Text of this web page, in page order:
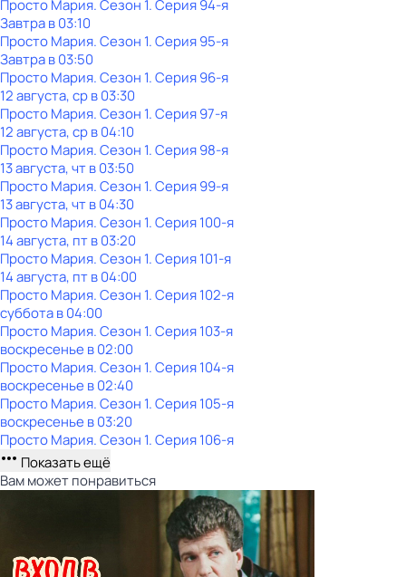
Просто Мария. Сезон 1. Серия 94-я
Завтра в 03:10
Просто Мария. Сезон 1. Серия 95-я
Завтра в 03:50
Просто Мария. Сезон 1. Серия 96-я
12 августа, ср в 03:30
Просто Мария. Сезон 1. Серия 97-я
12 августа, ср в 04:10
Просто Мария. Сезон 1. Серия 98-я
13 августа, чт в 03:50
Просто Мария. Сезон 1. Серия 99-я
13 августа, чт в 04:30
Просто Мария. Сезон 1. Серия 100-я
14 августа, пт в 03:20
Просто Мария. Сезон 1. Серия 101-я
14 августа, пт в 04:00
Просто Мария. Сезон 1. Серия 102-я
субботав04:00
Просто Мария. Сезон 1. Серия 103-я
воскресенье в02:00
Просто Мария. Сезон 1. Серия 104-я
воскресенье в02:40
Просто Мария. Сезон 1. Серия 105-я
воскресенье в03:20
Просто Мария. Сезон 1. Серия 106-я
Показать ещё
Вам может понравиться